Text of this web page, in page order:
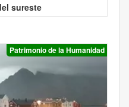
sureste
Patrimonio de la Humanidad